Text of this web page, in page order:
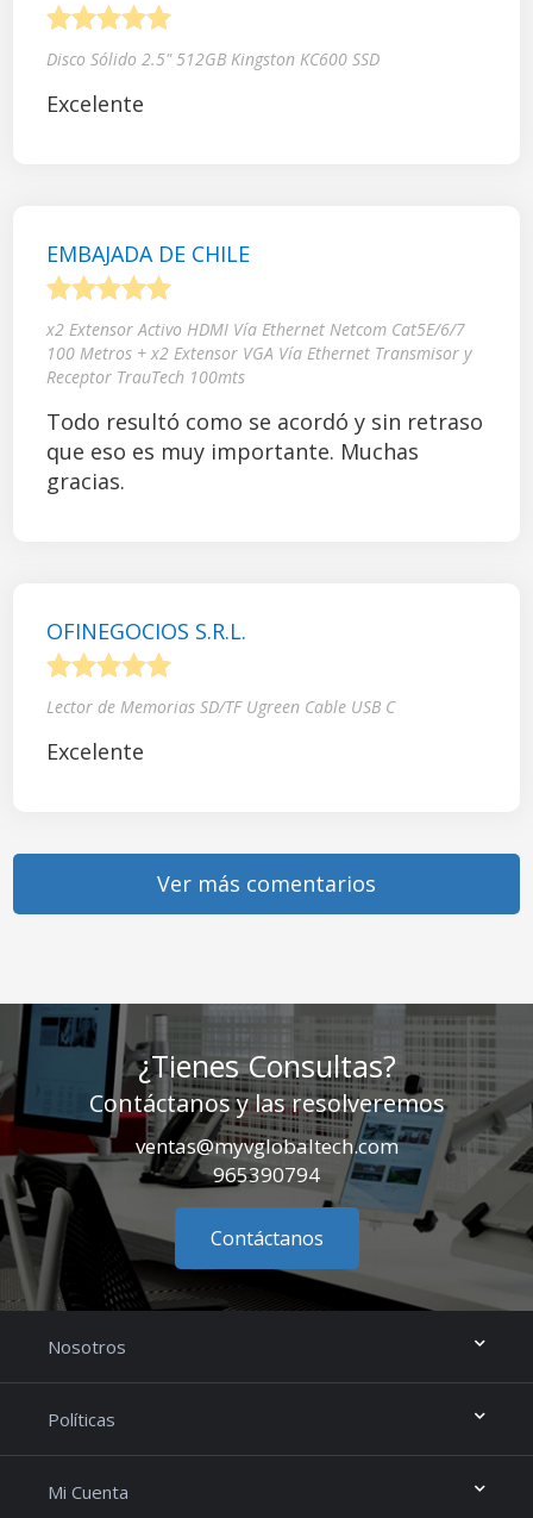
Disco Sólido 2.5" 512GB Kingston KC600 SSD
Excelente
EMBAJADA DE CHILE
x2 Extensor Activo HDMI Vía Ethernet Netcom Cat5E/6/7
100 Metros + x2 Extensor VGA Vía Ethernet Transmisor y
Receptor TrauTech 100mts
Todo resultó como se acordó y sin retraso
que eso es muy importante. Muchas
gracias.
OFINEGOCIOS S.R.L.
Lector de Memorias SD/TF Ugreen Cable USB C
Excelente
Ver más comentarios
¿Tienes Consultas?
Contáctanos y las resolveremos
ventas@myvglobaltech.com
965390794
Contáctanos
Nosotros
Políticas
Mi Cuenta